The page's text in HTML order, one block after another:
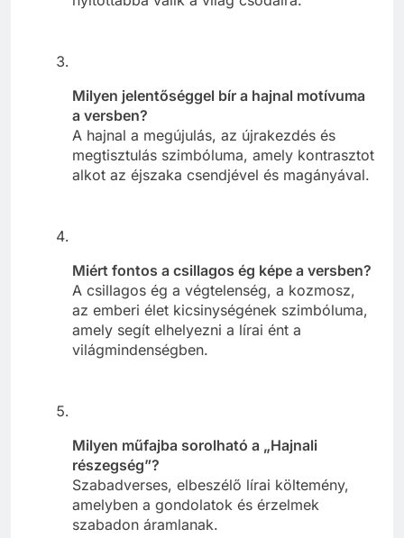
Milyen jelentőséggel bír a hajnal motívuma
a versben?
A hajnal a megújulás, az újrakezdés és
megtisztulás szimbóluma, amely kontrasztot
alkot az éjszaka csendjével és magányával.
Miért fontos a csillagos ég képe a versben?
A csillagos ég a végtelenség, a kozmosz,
az emberi élet kicsinységének szimbóluma,
amely segít elhelyezni a lírai ént a
világmindenségben.
Milyen műfajba sorolható a „Hajnali
részegség”?
Szabadverses, elbeszélő lírai költemény,
amelyben a gondolatok és érzelmek
szabadon áramlanak.